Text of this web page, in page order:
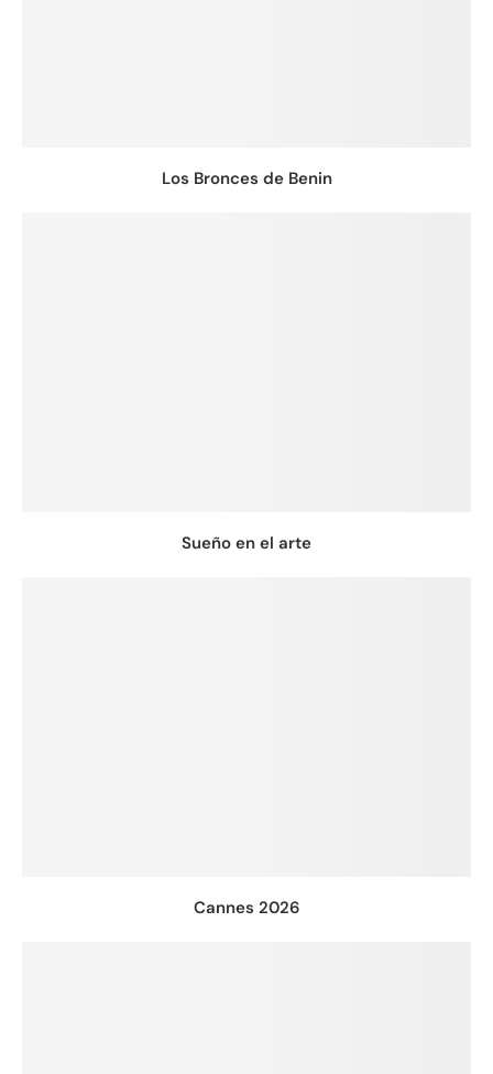
Los Bronces de Benin
Sueño en el arte
Cannes 2026